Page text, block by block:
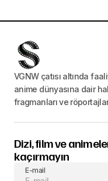
VGNW çatısı altında
anime dünyasına dair
fragmanları ve
Dizi, film ve
kaçırmayın
E-mail